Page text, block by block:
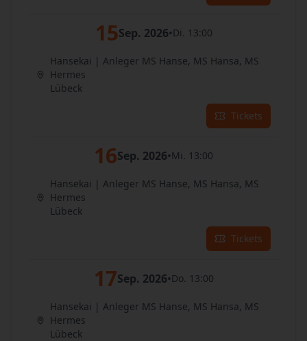
15Sep. 2026•Di. 13:00
Hansekai | Anleger MS Hanse, MS Hansa, MS
Hermes
Lübeck
Tickets
16Sep. 2026•Mi. 13:00
Hansekai | Anleger MS Hanse, MS Hansa, MS
Hermes
Lübeck
Tickets
17Sep. 2026•Do. 13:00
Hansekai | Anleger MS Hanse, MS Hansa, MS
Hermes
Lübeck